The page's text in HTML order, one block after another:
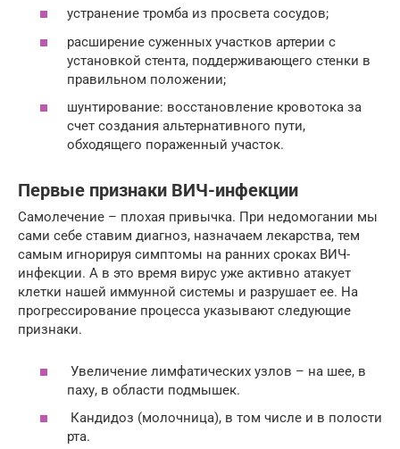
устранение тромба из просвета сосудов;
расширение суженных участков артерии с
установкой стента, поддерживающего стенки в
правильном положении;
шунтирование: восстановление кровотока за
счет создания альтернативного пути,
обходящего пораженный участок.
Первые признаки ВИЧ-инфекции
Самолечение – плохая привычка. При недомогании мы
сами себе ставим диагноз, назначаем лекарства, тем
самым игнорируя симптомы на ранних сроках ВИЧ-
инфекции. А в это время вирус уже активно атакует
клетки нашей иммунной системы и разрушает ее. На
прогрессирование процесса указывают следующие
признаки.
Увеличение лимфатических узлов – на шее, в
паху, в области подмышек.
Кандидоз (молочница), в том числе и в полости
рта.